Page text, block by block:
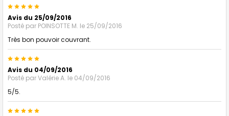
5
Avis du 25/09/2016
Posté par POINSOTTE M. le 25/09/2016
Très bon pouvoir couvrant.
5
Avis du 04/09/2016
Posté parValérie A. le 04/09/2016
5/5.
5